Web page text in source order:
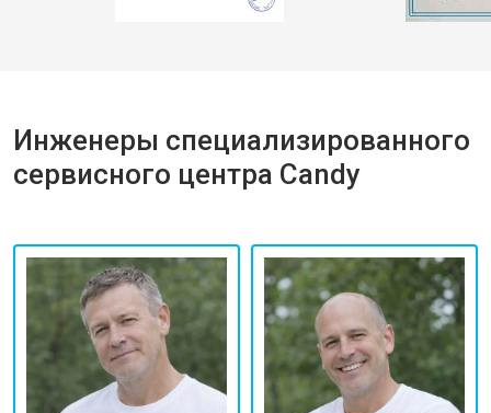
Инженеры специализированного
сервисного центра Candy